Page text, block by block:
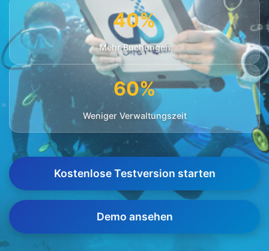
40%
Mehr Buchungen
60%
Weniger Verwaltungszeit
Kostenlose Testversion starten
Demo ansehen